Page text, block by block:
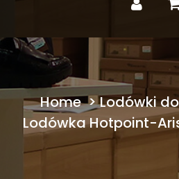
Home>Lodówki
Lodówka Hotpoint-